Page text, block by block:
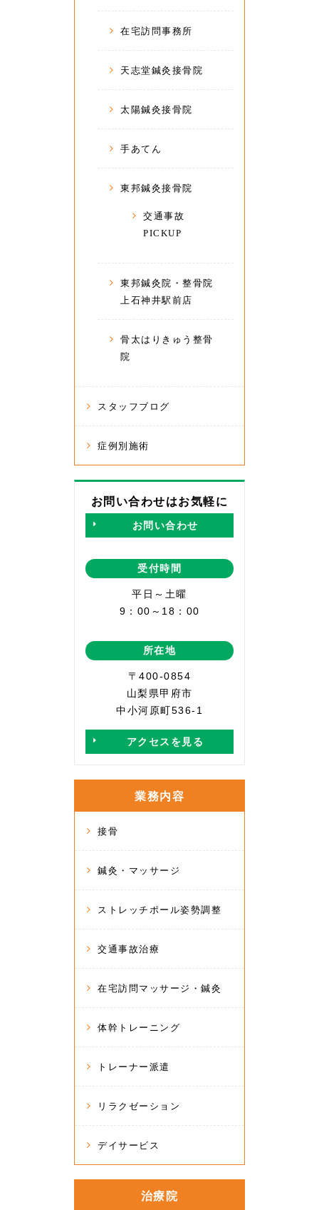
在宅訪問事務所
天志堂鍼灸接骨院
太陽鍼灸接骨院
手あてん
東邦鍼灸接骨院
交通事故
PICKUP
東邦鍼灸院・整骨院
上石神井駅前店
骨太はりきゅう整骨
院
スタッフブログ
症例別施術
お問い合わせはお気軽に
お問い合わせ
受付時間
平日～土曜
9：00～18：00
所在地
〒400-0854
山梨県甲府市
中小河原町536-1
アクセスを見る
業務内容
接骨
鍼灸・マッサージ
ストレッチポール姿勢調整
交通事故治療
在宅訪問マッサージ・鍼灸
体幹トレーニング
トレーナー派遣
リラクゼーション
デイサービス
治療院